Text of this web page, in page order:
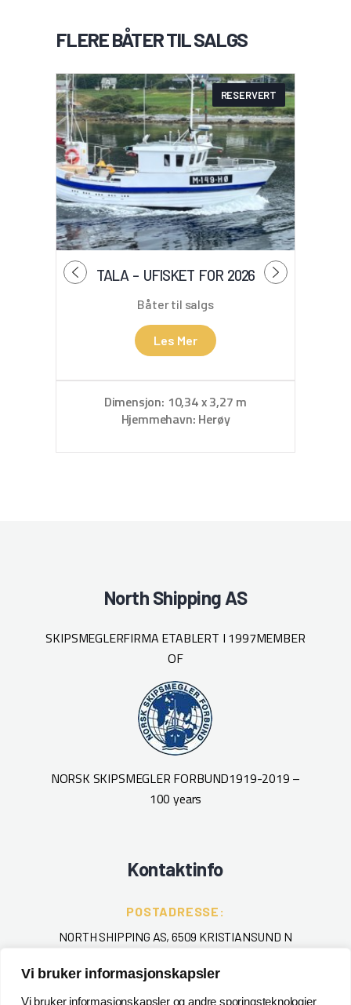
Vi bruker informasjonskapsler
Vi bruker informasjonskapsler og andre sporingsteknologier
FLERE BÅTER TIL SALGS
RESERVERT
TALA – UFISKET FOR 2026
Båter til salgs
Les Mer
Dimensjon: 10,34 x 3,27 m
Hjemmehavn: Herøy
North Shipping AS
SKIPSMEGLERFIRMA ETABLERT I 1997MEMBER
OF
NORSK SKIPSMEGLER FORBUND1919-2019 –
100 years
Kontaktinfo
POSTADRESSE:
NORTH SHIPPING AS, 6509 KRISTIANSUND N
TELEFON:
+ 47 715 40 000